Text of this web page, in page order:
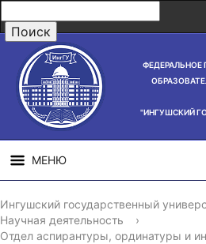
"ИНГУШСКИЙ
МЕНЮ
СВЕДЕНИЯ ОБ
ОБРАЗОВАТЕЛЬНОЙ
ОРГАНИЗАЦИИ
Ингушский государственный
Научная деятельность
›
Отдел аспирантуры, ординатуры и